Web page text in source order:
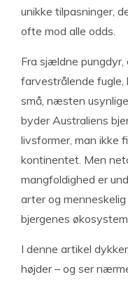
unikke tilpasninger,
ofte mod alle odds.
Fra sjældne pungdyr,
farvestrålende fugle,
små, næsten
byder Australiens
livsformer, man ikke
kontinentet. Men
mangfoldighed er
arter og
bjergenes
I denne artikel
højder – og ser